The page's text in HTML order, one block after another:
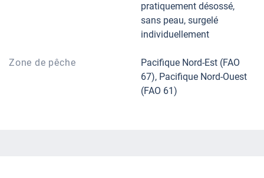
pratiquement désossé,
sans peau, surgelé
individuellement
Zone de pêche
Pacifique Nord-Est (FAO
67), Pacifique Nord-Ouest
(FAO 61)